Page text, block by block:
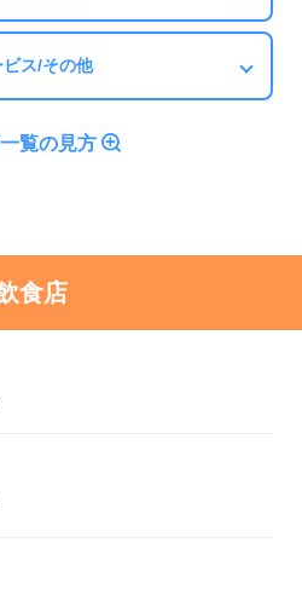
ビス/その他
覧の見方
食店